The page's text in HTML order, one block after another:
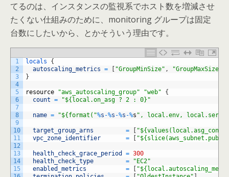
てるのは、インスタンスの監視系でホスト数を増減させ
たくない仕組みのために、monitoring グループは固定
台数にしたいから、とかそういう理由です。
1
2
3
4
5
6
7
8
9
10
11
12
13
14
15
locals
{
autoscaling_metrics = "GroupMinSize" , "GroupMaxSize"
}
resource "aws_autoscaling_group" "web"
{
count = "${local.on_asg ? 2 : 0}"
name = "${format("%s -%s -%s -%s ", local.env,
target_group_arns =
vpc_zone_identifier
=
health_check_grace_period = 300
health_check_type
=
"EC2"
enabled_metrics
=